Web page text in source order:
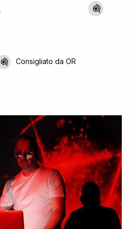
Consigliato da OR